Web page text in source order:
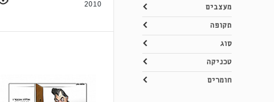
מעצבים
תקופה
סוג
טכניקה
חומרים
2010